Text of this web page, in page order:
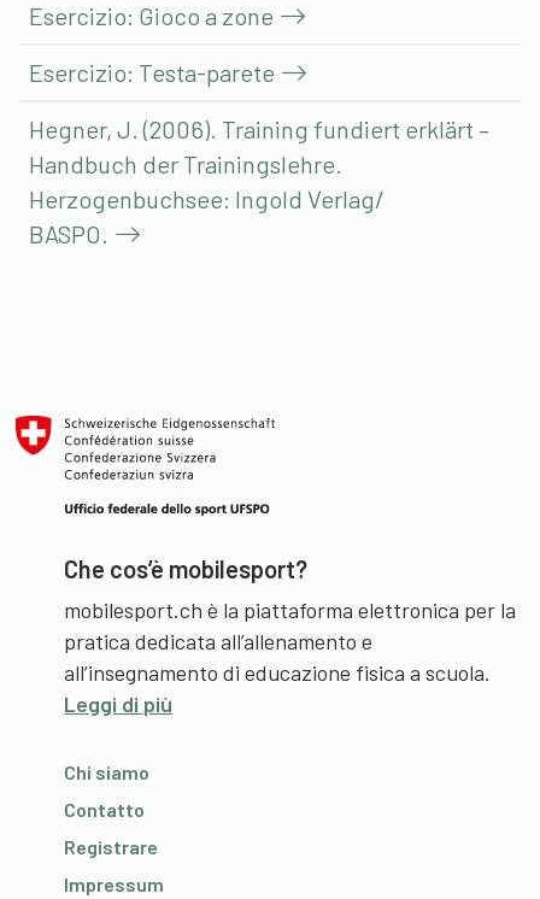
Esercizio: Gioco a zone
Esercizio: Testa-parete
Hegner, J. (2006). Training fundiert erklärt –
Handbuch der Trainingslehre.
Herzogenbuchsee: Ingold Verlag/
BASPO.
Che cos’è mobilesport?
mobilesport.ch è la piattaforma elettronica per la
pratica dedicata all’allenamento e
all’insegnamento di educazione fisica a scuola.
Leggi di più
Chi siamo
Contatto
Registrare
Impressum